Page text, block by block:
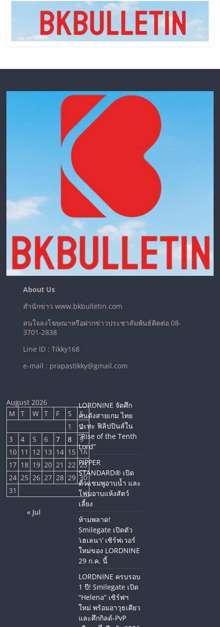
About Us
สำนักข่าว www.bkbulletin.com
สนใจลงโฆษณาหรือฝากข่าวประชาสัมพันธ์ติดต่อ 08-
3701-2838
Line ID : Tikky168
e-mail : prapastikky@gmail.com
August 2026
M
T W T F S
S
1
2
3
4 5 6 7 8
9
10 11 12 13 14 15 16
17 18 19 20 21 22 23
24 25 26 27 28 29 30
31
« Jul
LORDNINE จัดศึก
คนดังสายเกม ไทย
ปะทะ ฟิลิปปินส์ใน
“Rise of the Tenth
Lord”
PIPPER
STANDARD® เปิด
ตัวแชมพูอาบน้ำ และ
โฟมอาบแห้งสัตว์
เลี้ยง
ห้ามพลาด!
Smilegate เปิดตัว
‘เฮเลนา’ เซิร์ฟเวอร์
ใหม่ของ LORDNINE
29 ก.ค. นี้
LORDNINE ครบรอบ
1 ปี! Smilegate เปิด
“Helena” เซิร์ฟฯ
ใหม่ พร้อมอาวุธเคียว
และศึกกิลด์-PvP